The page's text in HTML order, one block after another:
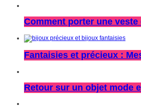
Comment porter une veste
Fantaisies et précieux :
Retour sur un objet mode